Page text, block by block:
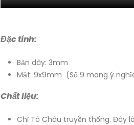
Đặc tính:
Bản dây: 3mm
Mặt: 9x9mm (Số 9 mang ý
Chất liệu:
Chỉ Tô Châu truyền thống. Đây